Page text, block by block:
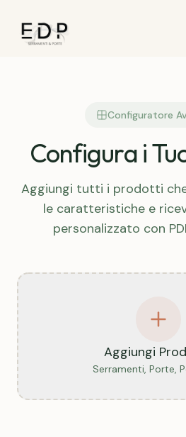
Configuratore
Configura i
Aggiungi tutti i prodotti
le caratteristiche e
personalizzato con
Aggiungi
Serramenti, Porte,